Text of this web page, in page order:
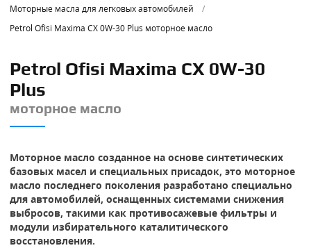
Моторные масла для легковых автомобилей
Petrol Ofisi Maxima CX 0W-30 Plus моторное масло
Petrol Ofisi Maxima CX 0W-30
Plus
моторное масло
Моторное масло созданное на основе синтетических
базовых масел и специальных присадок, это моторное
масло последнего поколения разработано специально
для автомобилей, оснащенных системами снижения
выбросов, такими как противосажевые фильтры и
модули избирательного каталитического
восстановления.